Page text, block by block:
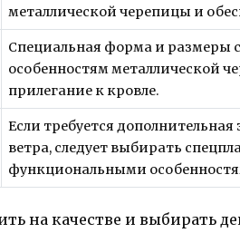
металлической черепицы и
Специальная форма и размеры
особенностям металлической
прилегание к кровле.
Если требуется
ветра, следует выбирать
функциональными
на качестве и выбирать